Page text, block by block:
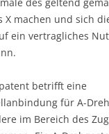
X machen und sich
ein vertragliches
betrifft eine
für A-
im Bereich des